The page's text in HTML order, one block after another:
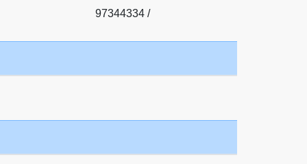
97344334 /